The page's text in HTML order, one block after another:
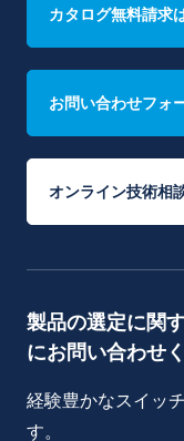
カタログ無料請求
お問い合わせフォ
オンライン技術相
製品の選定に関
にお問い合わせ
経験豊かなスイッ
す。